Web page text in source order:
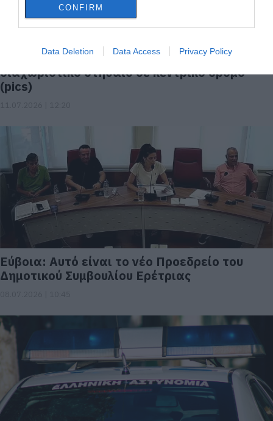
CONFIRM
Data Deletion Data Access Privacy Policy
Τροχαίο στην Εύβοια: ΙΧ καβάλησε
διαχωριστικό στηθαίο σε κεντρικό δρόμο
(pics)
Εύβοια: Αυτό είναι το νέο Προεδρείο του
Δημοτικού Συμβουλίου Ερέτριας